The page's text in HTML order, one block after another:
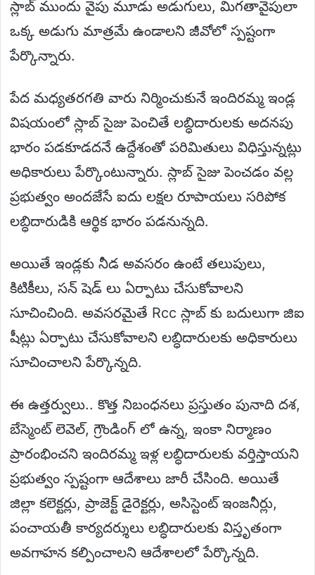
స్లాబ్ ముందు వైపు మూడు అడుగులు, మిగతావైపులా
ఒక్క అడుగు మాత్రమే ఉండాలని జీవోలో స్పష్టంగా
పేర్కొన్నారు.
పేద మధ్యతరగతి వారు నిర్మించుకునే ఇందిరమ్మ ఇండ్ల
విషయంలో స్లాబ్ సైజు పెంచితే లబ్ధిదారులకు అదనపు
భారం పడకూడదనే ఉద్దేశంతో పరిమితులు విధిస్తున్నట్లు
అధికారులు పేర్కొంటున్నారు. స్లాబ్ సైజు పెంచడం వల్ల
ప్రభుత్వం అందజేసే ఐదు లక్షల రూపాయలు సరిపోక
లబ్ధిదారుడికి ఆర్థిక భారం పడనున్నది.
అయితే ఇండ్లకు నీడ అవసరం ఉంటే తలుపులు,
కిటికీలు, సన్ షెడ్ లు ఏర్పాటు చేసుకోవాలని
సూచించింది. అవసరమైతే Rcc స్లాబ్ కు బదులుగా జిఐ
షీట్లు ఏర్పాటు చేసుకోవాలని లబ్ధిదారులకు అధికారులు
సూచించాలని పేర్కొన్నది.
ఈ ఉత్తర్వులు.. కొత్త నిబంధనలు ప్రస్తుతం పునాది దశ,
బేస్మెంట్ లెవెల్, గ్రౌండింగ్ లో ఉన్న, ఇంకా నిర్మాణం
ప్రారంభించని ఇందిరమ్మ ఇళ్ల లబ్ధిదారులకు వర్తిస్తాయని
ప్రభుత్వం స్పష్టంగా ఆదేశాలు జారీ చేసింది. అయితే
జిల్లా కలెక్టర్లు, ప్రాజెక్ట్ డైరెక్టర్లు, అసిస్టెంట్ ఇంజనీర్లు,
పంచాయతీ కార్యదర్శులు లబ్ధిదారులకు విస్తృతంగా
అవగాహన కల్పించాలని ఆదేశాలలో పేర్కొన్నది.